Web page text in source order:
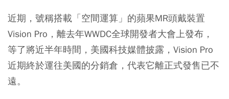
近期，號稱搭載「空間運算」的蘋果MR頭戴裝置
Vision Pro，離去年WWDC全球開發者大會上發布，
等了將近半年時間，美國科技媒體披露，Vision Pro
近期終於運往美國的分銷倉，代表它離正式發售已不
遠。